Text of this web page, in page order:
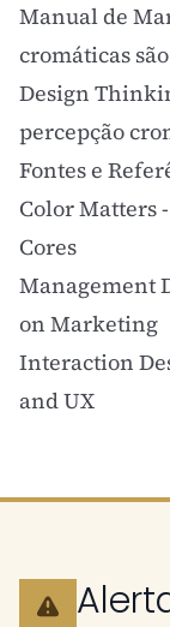
Manual de
cromáticas
Design
percepção
Fontes e
Color Matters
Cores
Management
on Marketing
Interaction
and UX